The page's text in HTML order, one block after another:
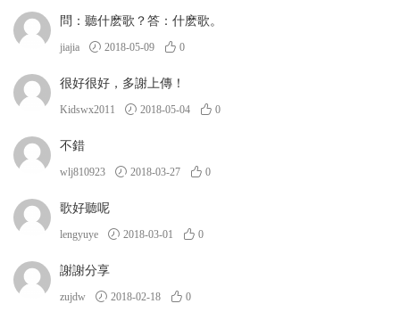
問：聽什麽歌？答：什麽歌。
jiajia 2018-05-09 0
很好很好，多謝上傳！
Kidswx2011 2018-05-04 0
不錯
wlj810923 2018-03-27 0
歌好聽呢
lengyuye 2018-03-01 0
謝謝分享
zujdw 2018-02-18 0